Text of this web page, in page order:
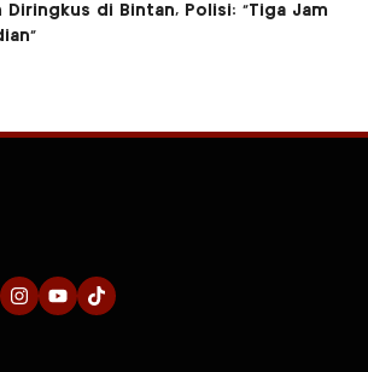
Diringkus di Bintan, Polisi: “Tiga Jam